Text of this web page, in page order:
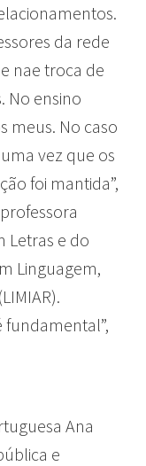
da rede
nae troca de
No ensino
meus. No caso
vez que os
foi mantida”,
Letras e do
Linguagem,
Ana
e